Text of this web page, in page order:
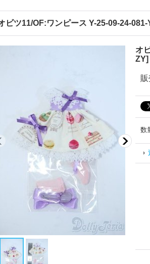
ビツ11/OF:ワンピース Y-25-09-24-081-
オ
ZY]
数